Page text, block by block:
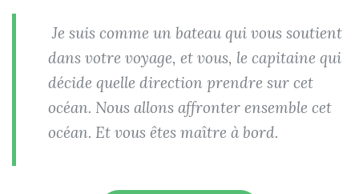
Je suis comme un bateau qui vous soutient
dans votre voyage, et vous, le capitaine qui
décide quelle direction prendre sur cet
océan. Nous allons affronter ensemble cet
océan. Et vous êtes maître à bord.